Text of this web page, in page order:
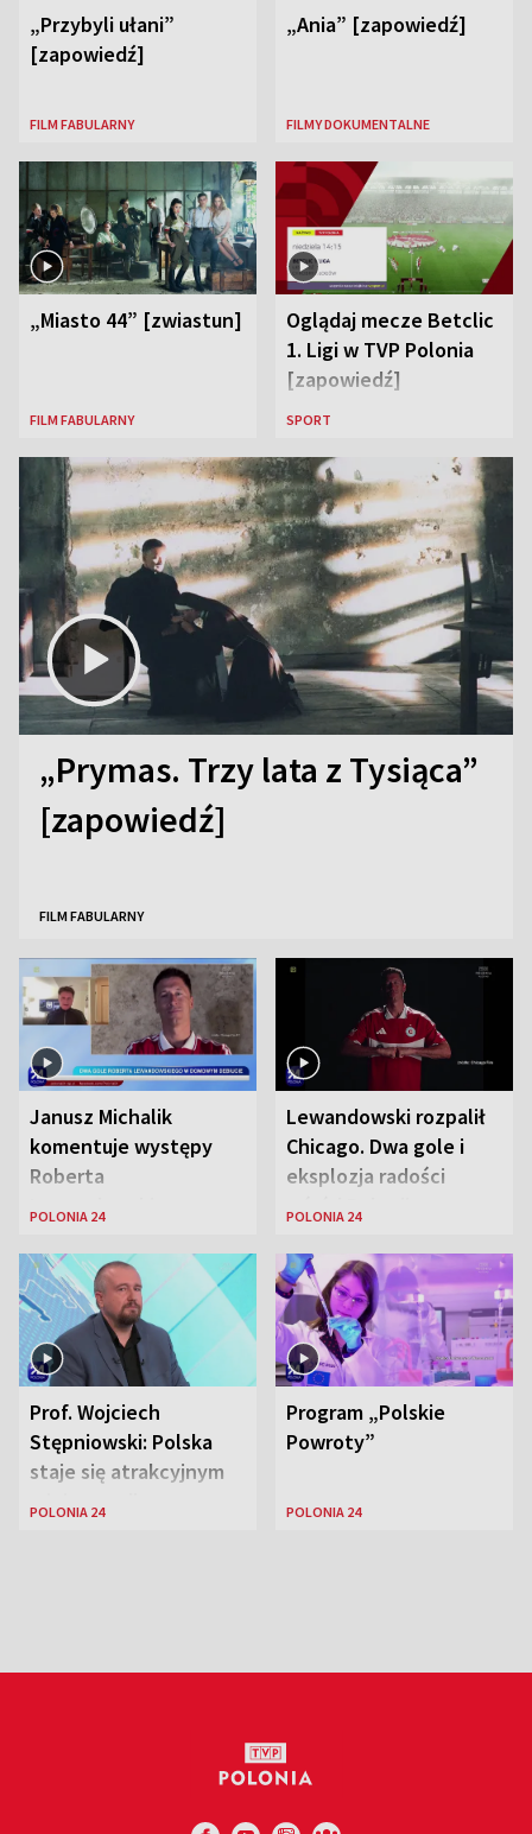
„Przybyli ułani”
[zapowiedź]
FILM FABULARNY
„Ania” [zapowiedź]
FILMY DOKUMENTALNE
„Miasto 44” [zwiastun]
FILM FABULARNY
Oglądaj mecze Betclic
1. Ligi w TVP Polonia
[zapowiedź]
SPORT
„Prymas. Trzy lata z Tysiąca”
[zapowiedź]
FILM FABULARNY
Janusz Michalik
komentuje występy
Roberta
Lewandowskiego w
Zjednoczonych
POLONIA 24
Lewandowski rozpalił
Chicago. Dwa gole i
eksplozja radości
wśród Polonii
POLONIA 24
Prof. Wojciech
Stępniowski: Polska
staje się atrakcyjnym
miejscem dla
POLONIA 24
Program „Polskie
Powroty”
POLONIA 24